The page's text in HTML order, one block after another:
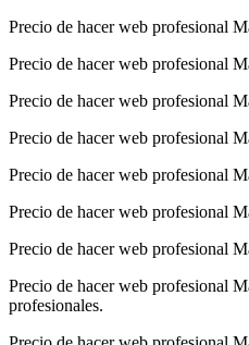
Precio de hacer web profesional
Precio de hacer web profesional
Precio de hacer web profesional
Precio de hacer web profesional
Precio de hacer web profesional
Precio de hacer web profesional
Precio de hacer web profesional
Precio de hacer web profesional
profesionales.